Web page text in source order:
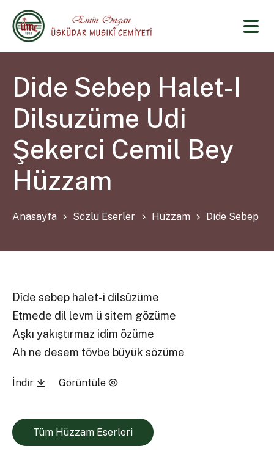
Dide Sebep Halet-I
Dilsuzüme Udi
Şekerci Cemil Bey
Hüzzam
Anasayfa Sözlü Eserler Hüzzam Dide Sebep
Dîde sebep halet-i dilsûzüme
Etmede dil levm ü sitem gözüme
Aşkı yakıştırmaz idim özüme
Ah ne desem tövbe büyük sözüme
İndir Görüntüle
Tüm Hüzzam Eserleri